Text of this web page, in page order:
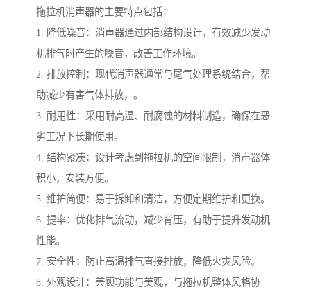
拖拉机消声器的主要特点包括：
1. 降低噪音：消声器通过内部结构设计，有效减少发动
机排气时产生的噪音，改善工作环境。
2. 排放控制：现代消声器通常与尾气处理系统结合，帮
助减少有害气体排放，。
3. 耐用性：采用耐高温、耐腐蚀的材料制造，确保在恶
劣工况下长期使用。
4. 结构紧凑：设计考虑到拖拉机的空间限制，消声器体
积小，安装方便。
5. 维护简便：易于拆卸和清洁，方便定期维护和更换。
6. 提率：优化排气流动，减少背压，有助于提升发动机
性能。
7. 安全性：防止高温排气直接排放，降低火灾风险。
8. 外观设计：兼顾功能与美观，与拖拉机整体风格协